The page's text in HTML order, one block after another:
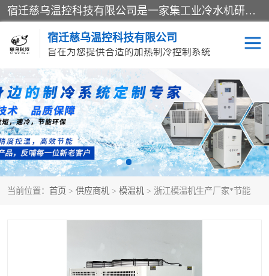
宿迁慈乌温控科技有限公司是一家集工业冷水机研发、制造、营销、服务于一体的技术生产型企业，经营范围包括：冷水机、螺杆式冷水机组、工业冷水机、水冷式冷水机、风冷式冷水机组、风冷螺杆式冷冻机组、冷冻机、注塑专用冷水机、混泥土专用冷水机、低温防爆冷水机组等。专业温控设备供应商 模温机/冷水机/导热油炉定制服务等
宿迁慈乌温控科技有限公司
旨在为您提供合适的加热制冷控制系统
当前位置： 首页 > 供应商机 > 模温机 > 浙江模温机生产厂家*节能
冷水机 模温机
导热油加热器